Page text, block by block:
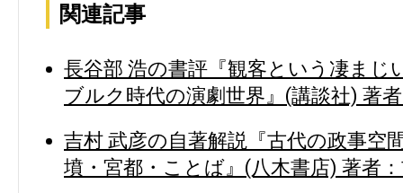
関連記事
長谷部 浩の書評『観客という凄まじ
ブルク時代の演劇世界』(講談社) 著
吉村 武彦の自著解説『古代の政事空
墳・宮都・ことば』(八木書店) 著者